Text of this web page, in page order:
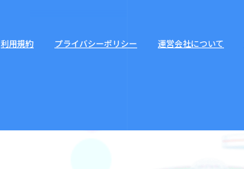
利用規約 プライバシーポリシー 運営会社について